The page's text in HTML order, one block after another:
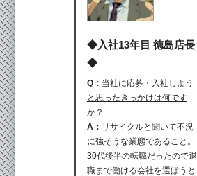
◆入社13年目 徳島店長
◆
Q： 当社に応募・入社しよう
と思ったきっかけは何です
か？
A： リサイクルと聞いて不況
に強そうな業態であること。
30代後半の転職だったので退
職まで働ける会社を選ぼうと